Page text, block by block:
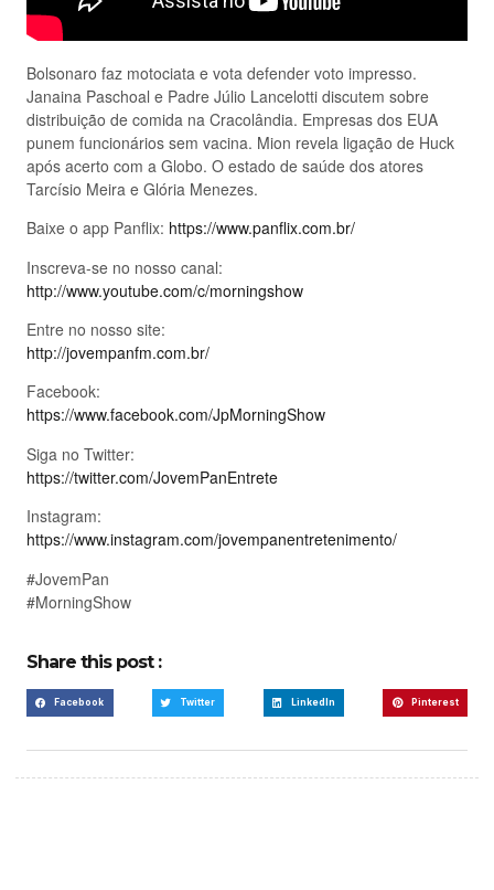
Bolsonaro faz motociata e vota defender voto impresso.
Janaina Paschoal e Padre Júlio Lancelotti discutem sobre
distribuição de comida na Cracolândia. Empresas dos EUA
punem funcionários sem vacina. Mion revela ligação de Huck
após acerto com a Globo. O estado de saúde dos atores
Tarcísio Meira e Glória Menezes.
Baixe o app Panflix: https://www.panflix.com.br/
Inscreva-se no nosso canal:
http://www.youtube.com/c/morningshow
Entre no nosso site:
http://jovempanfm.com.br/
Facebook:
https://www.facebook.com/JpMorningShow
Siga no Twitter:
https://twitter.com/JovemPanEntrete
Instagram:
https://www.instagram.com/jovempanentretenimento/
#JovemPan
#MorningShow
Share this post :
Facebook Twitter LinkedIn Pinterest